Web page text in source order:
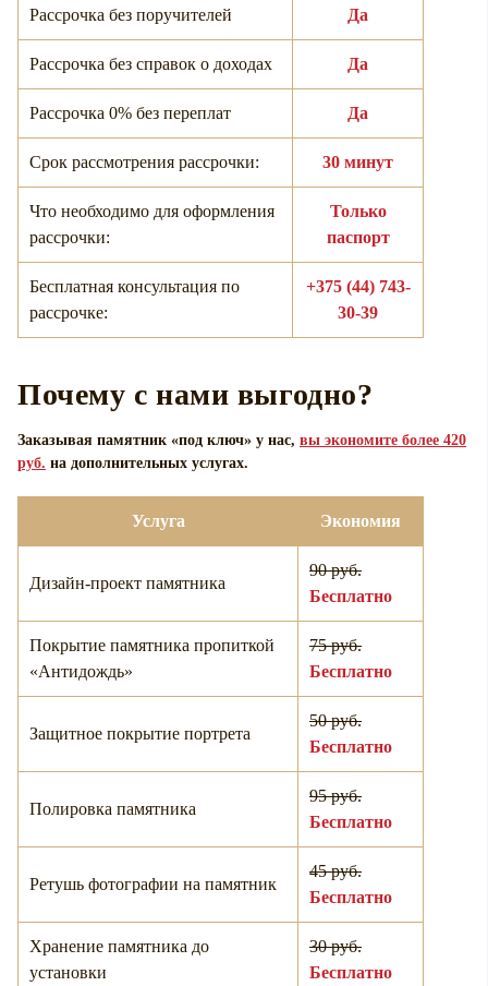
Рассрочка без поручителей Да
Рассрочка без справок о доходах Да
Рассрочка 0% без переплат Да
Срок рассмотрения рассрочки: 30 минут
Что необходимо для оформления
рассрочки:
Только
паспорт
Бесплатная консультация по
рассрочке:
+375 (44) 743-
30-39
Почему с нами выгодно?
Заказывая памятник «под ключ» у нас, вы экономите более 420
руб. на дополнительных услугах.
Услуга Экономия
Дизайн-проект памятника
90 руб.
Бесплатно
Покрытие памятника пропиткой
«Антидождь»
75 руб.
Бесплатно
Защитное покрытие портрета
50 руб.
Бесплатно
Полировка памятника
95 руб.
Бесплатно
Ретушь фотографии на памятник
45 руб.
Бесплатно
Хранение памятника до
установки
30 руб.
Бесплатно